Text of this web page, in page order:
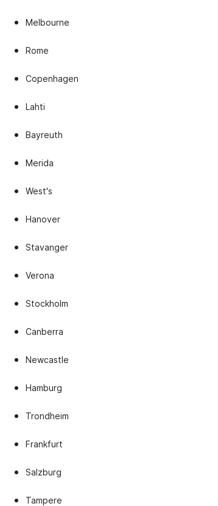
Melbourne
Rome
Copenhagen
Lahti
Bayreuth
Merida
West's
Hanover
Stavanger
Verona
Stockholm
Canberra
Newcastle
Hamburg
Trondheim
Frankfurt
Salzburg
Tampere